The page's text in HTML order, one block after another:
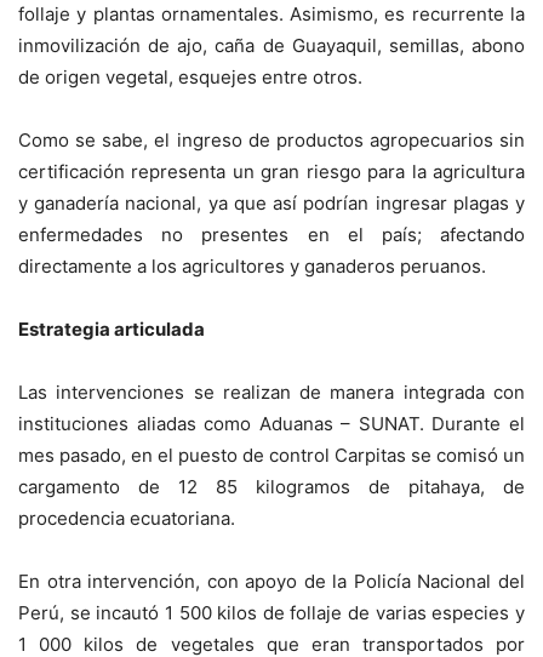
follaje y plantas ornamentales. Asimismo, es recurrente la
inmovilización de ajo, caña de Guayaquil, semillas, abono
de origen vegetal, esquejes entre otros.
Como se sabe, el ingreso de productos agropecuarios sin
certificación representa un gran riesgo para la agricultura
y ganadería nacional, ya que así podrían ingresar plagas y
enfermedades no presentes en el país; afectando
directamente a los agricultores y ganaderos peruanos.
Estrategia articulada
Las intervenciones se realizan de manera integrada con
instituciones aliadas como Aduanas – SUNAT. Durante el
mes pasado, en el puesto de control Carpitas se comisó un
cargamento de 12 85 kilogramos de pitahaya, de
procedencia ecuatoriana.
En otra intervención, con apoyo de la Policía Nacional del
Perú, se incautó 1 500 kilos de follaje de varias especies y
1 000 kilos de vegetales que eran transportados por